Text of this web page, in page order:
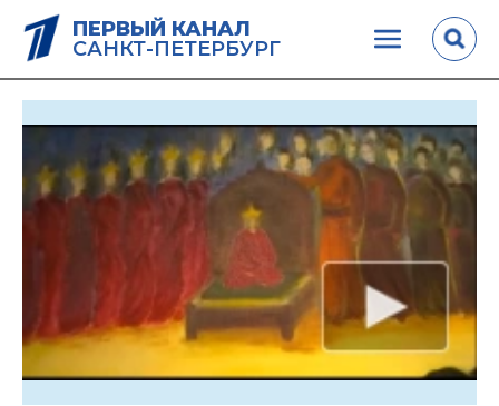
ПЕРВЫЙ КАНАЛ
САНКТ-ПЕТЕРБУРГ